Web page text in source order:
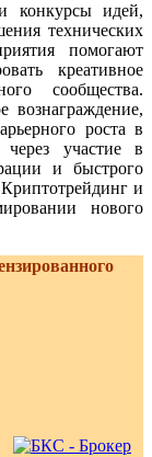
конкурсы идей,
технических
помогают
креативное
сообщества.
вознаграждение,
роста в
через участие в
и быстрого
и
нового